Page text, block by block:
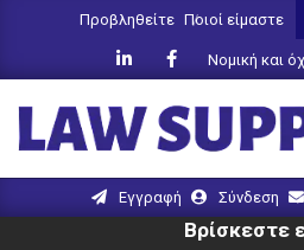
Προβληθείτε Ποιοί είμαστε
Νομική και
LAW
SUPPORT
Navigation
Εγγραφή Σύνδεση
Βρίσκεστε